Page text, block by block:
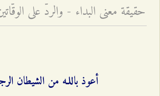
أعوذ باللـه من الشيطان